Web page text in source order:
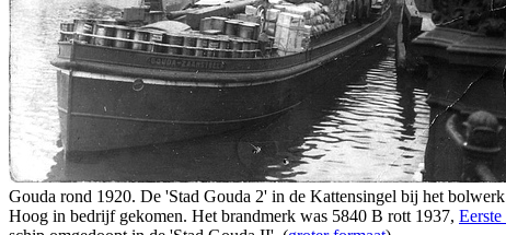
Gouda rond 1920. De 'Stad Gouda 2' in de Kattensingel bij het
Hoog in bedrijf gekomen. Het brandmerk was 5840 B rott 1937,